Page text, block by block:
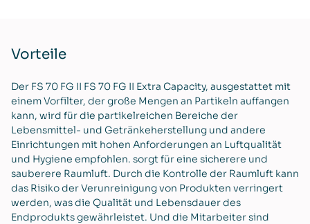
Vorteile
Der FS 70 FG II FS 70 FG II Extra Capacity, ausgestattet mit
einem Vorfilter, der große Mengen an Partikeln auffangen
kann, wird für die partikelreichen Bereiche der
Lebensmittel- und Getränkeherstellung und andere
Einrichtungen mit hohen Anforderungen an Luftqualität
und Hygiene empfohlen. sorgt für eine sicherere und
sauberere Raumluft. Durch die Kontrolle der Raumluft kann
das Risiko der Verunreinigung von Produkten verringert
werden, was die Qualität und Lebensdauer des
Endprodukts gewährleistet. Und die Mitarbeiter sind